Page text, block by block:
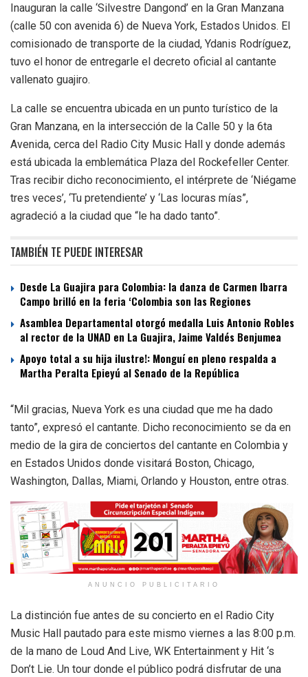
Inauguran la calle ‘Silvestre Dangond’ en la Gran Manzana
(calle 50 con avenida 6) de Nueva York, Estados Unidos. El
comisionado de transporte de la ciudad, Ydanis Rodríguez,
tuvo el honor de entregarle el decreto oficial al cantante
vallenato guajiro.
La calle se encuentra ubicada en un punto turístico de la
Gran Manzana, en la intersección de la Calle 50 y la 6ta
Avenida, cerca del Radio City Music Hall y donde además
está ubicada la emblemática Plaza del Rockefeller Center.
Tras recibir dicho reconocimiento, el intérprete de ‘Niégame
tres veces’, ‘Tu pretendiente’ y ‘Las locuras mías”,
agradeció a la ciudad que “le ha dado tanto”.
TAMBIÉN TE PUEDE INTERESAR
Desde La Guajira para Colombia: la danza de Carmen Ibarra
Campo brilló en la feria ‘Colombia son las Regiones
Asamblea Departamental otorgó medalla Luis Antonio Robles
al rector de la UNAD en La Guajira, Jaime Valdés Benjumea
Apoyo total a su hija ilustre!: Monguí en pleno respalda a
Martha Peralta Epieyú al Senado de la República
“Mil gracias, Nueva York es una ciudad que me ha dado
tanto”, expresó el cantante. Dicho reconocimiento se da en
medio de la gira de conciertos del cantante en Colombia y
en Estados Unidos donde visitará Boston, Chicago,
Washington, Dallas, Miami, Orlando y Houston, entre otras.
ANUNCIO PUBLICITARIO
La distinción fue antes de su concierto en el Radio City
Music Hall pautado para este mismo viernes a las 8:00 p.m.
de la mano de Loud And Live, WK Entertainment y Hit ‘s
Don’t Lie. Un tour donde el público podrá disfrutar de una